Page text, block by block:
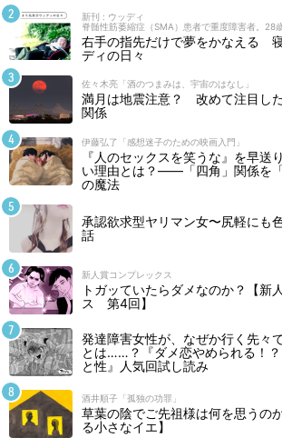
糸（二）
3/20 公開終了
糸（一）
3/19
衣擦れ（二）
2/19 公開終了
足袋（四）
1/24 公開終了
足袋（三）
1/23 公開終了
新刊 : ウッディ
脊髄性筋萎縮症（SMA）患者で重度障害者。28
右手の指先だけで夢をかなえる
ディの日々
佐々木亮「酒のつまみは、宇宙のはなし」
満月は地震注意？ 改めて注目し
関係
伊藤弘了「感想迷子のための映画入門」
『人のセックスを笑うな』を早送
い理由とは？――「四角」関係を
の魔法
承認欲求型ヤリマン女〜尻軽にも
話
新人賞コンプレックス
トガッていたらダメなのか？【新
ス 第4回】
発達障害女性が、なぜか行く先々
とは……？『ダメ恋やめられる！
と性』人気回試し読み
酒井順子「孤独の功罪」
草葉の陰でご先祖様は何を思うの
る小さなイエ】